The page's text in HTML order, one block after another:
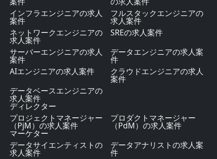
インフラエンジニアの求人
案件
フルスタックエンジニアの
求人案件
ネットワークエンジニアの
求人案件
SREの求人案件
サーバーエンジニアの求人
案件
データエンジニアの求人案
件
AIエンジニアの求人案件
クラウドエンジニアの求人
案件
データベースエンジニアの
求人案件
ディレクター
プロジェクトマネージャー
（PjM）の求人案件
プロダクトマネージャー
（PdM）の求人案件
マーケター
データサイエンティストの
求人案件
データアナリストの求人案
件